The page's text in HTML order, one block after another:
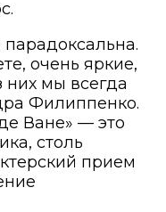
очень яркие,
них мы всегда
Филиппенко.
Ване» — это
столь
прием